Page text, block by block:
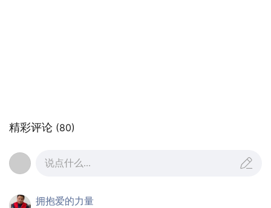
车子载着她俩儿和她的行李, 弯弯曲曲地, 来到了小城
精彩评论 (80)
说点什么...
拥抱爱的力量